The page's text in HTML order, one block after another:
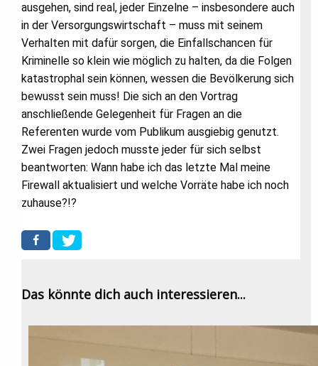
ausgehen, sind real, jeder Einzelne – insbesondere auch
in der Versorgungswirtschaft – muss mit seinem
Verhalten mit dafür sorgen, die Einfallschancen für
Kriminelle so klein wie möglich zu halten, da die Folgen
katastrophal sein können, wessen die Bevölkerung sich
bewusst sein muss! Die sich an den Vortrag
anschließende Gelegenheit für Fragen an die
Referenten wurde vom Publikum ausgiebig genutzt.
Zwei Fragen jedoch musste jeder für sich selbst
beantworten: Wann habe ich das letzte Mal meine
Firewall aktualisiert und welche Vorräte habe ich noch
zuhause?!?
Das könnte dich auch interessieren...